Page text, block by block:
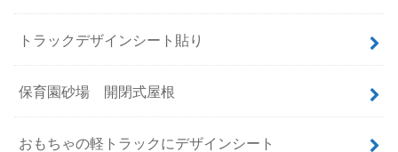
トラックデザインシート貼り
保育園砂場 開閉式屋根
おもちゃの軽トラックにデザインシート